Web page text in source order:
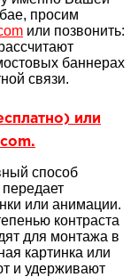
просим
или позвонить:
баннерах
связи.
или
способ
или анимации.
контраста
для монтажа в
картинка или
и удерживают